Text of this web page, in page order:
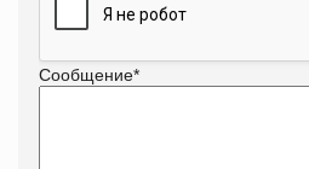
Сообщение*